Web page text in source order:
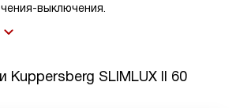
выключения.
Kuppersberg SLIMLUX II 60